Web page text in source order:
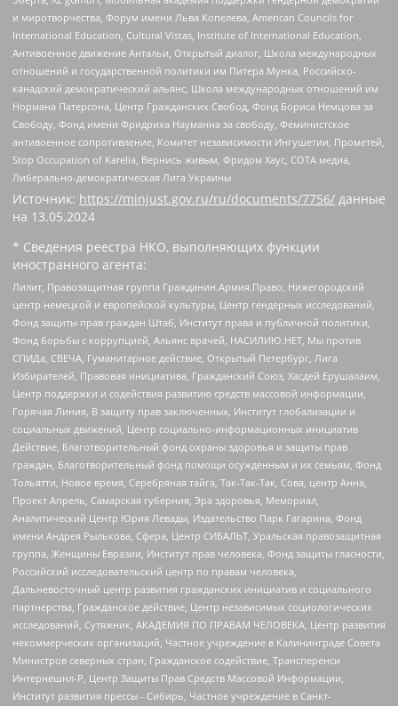
и миротворчества, Форум имени Льва Копелева, American Councils for
International Education, Cultural Vistas, Institute of International Education,
Антивоенное движение Антальи, Открытый диалог, Школа международных
отношений и государственной политики им Питера Мунка, Российско-
канадский демократический альянс, Школа международных отношений им
Нормана Патерсона, Центр Гражданских Свобод, Фонд Бориса Немцова за
Свободу, Фонд имени Фридриха Науманна за свободу, Феминистское
антивоенное сопротивление, Комитет независимости Ингушетии, Прометей,
Stop Occupation of Karelia, Вернись живым, Фридом Хаус, СОТА медиа,
Либерально-демократическая Лига Украины
Источник: https://minjust.gov.ru/ru/documents/7756/ данные
на 13.05.2024
* Сведения реестра НКО, выполняющих функции
иностранного агента:
Лилит, Правозащитная группа Гражданин.Армия.Право, Нижегородский
центр немецкой и европейской культуры, Центр гендерных исследований,
Фонд защиты прав граждан Штаб, Институт права и публичной политики,
Фонд борьбы с коррупцией, Альянс врачей, НАСИЛИЮ.НЕТ, Мы против
СПИДа, СВЕЧА, Гуманитарное действие, Открытый Петербург, Лига
Избирателей, Правовая инициатива, Гражданский Союз, Хасдей Ерушалаим,
Центр поддержки и содействия развитию средств массовой информации,
Горячая Линия, В защиту прав заключенных, Институт глобализации и
социальных движений, Центр социально-информационных инициатив
Действие, Благотворительный фонд охраны здоровья и защиты прав
граждан, Благотворительный фонд помощи осужденным и их семьям, Фонд
Тольятти, Новое время, Серебряная тайга, Так-Так-Так, Сова, центр Анна,
Проект Апрель, Самарская губерния, Эра здоровья, Мемориал,
Аналитический Центр Юрия Левады, Издательство Парк Гагарина, Фонд
имени Андрея Рылькова, Сфера, Центр СИБАЛЬТ, Уральская правозащитная
группа, Женщины Евразии, Институт прав человека, Фонд защиты гласности,
Российский исследовательский центр по правам человека,
Дальневосточный центр развития гражданских инициатив и социального
партнерства, Гражданское действие, Центр независимых социологических
исследований, Сутяжник, АКАДЕМИЯ ПО ПРАВАМ ЧЕЛОВЕКА, Центр развития
некоммерческих организаций, Частное учреждение в Калининграде Совета
Министров северных стран, Гражданское содействие, Трансперенси
Интернешнл-Р, Центр Защиты Прав Средств Массовой Информации,
Институт развития прессы - Сибирь, Частное учреждение в Санкт-